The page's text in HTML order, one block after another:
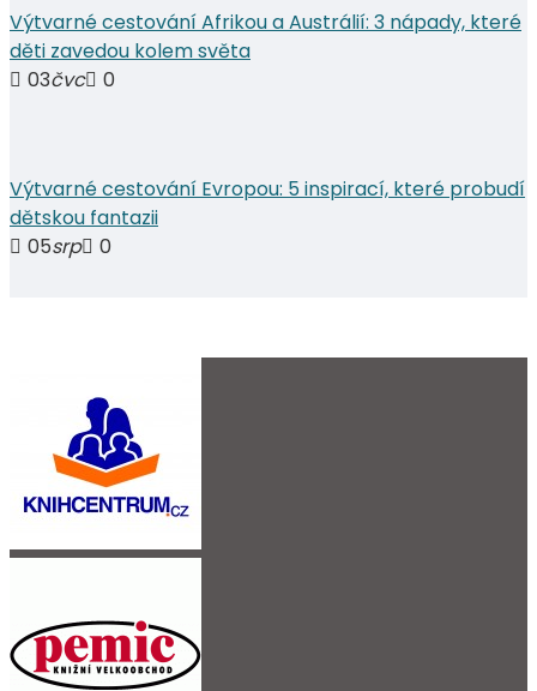
Výtvarné cestování Afrikou a Austrálií: 3 nápady, které
děti zavedou kolem světa
03čvc 0
Výtvarné cestování Evropou: 5 inspirací, které probudí
dětskou fantazii
05srp 0